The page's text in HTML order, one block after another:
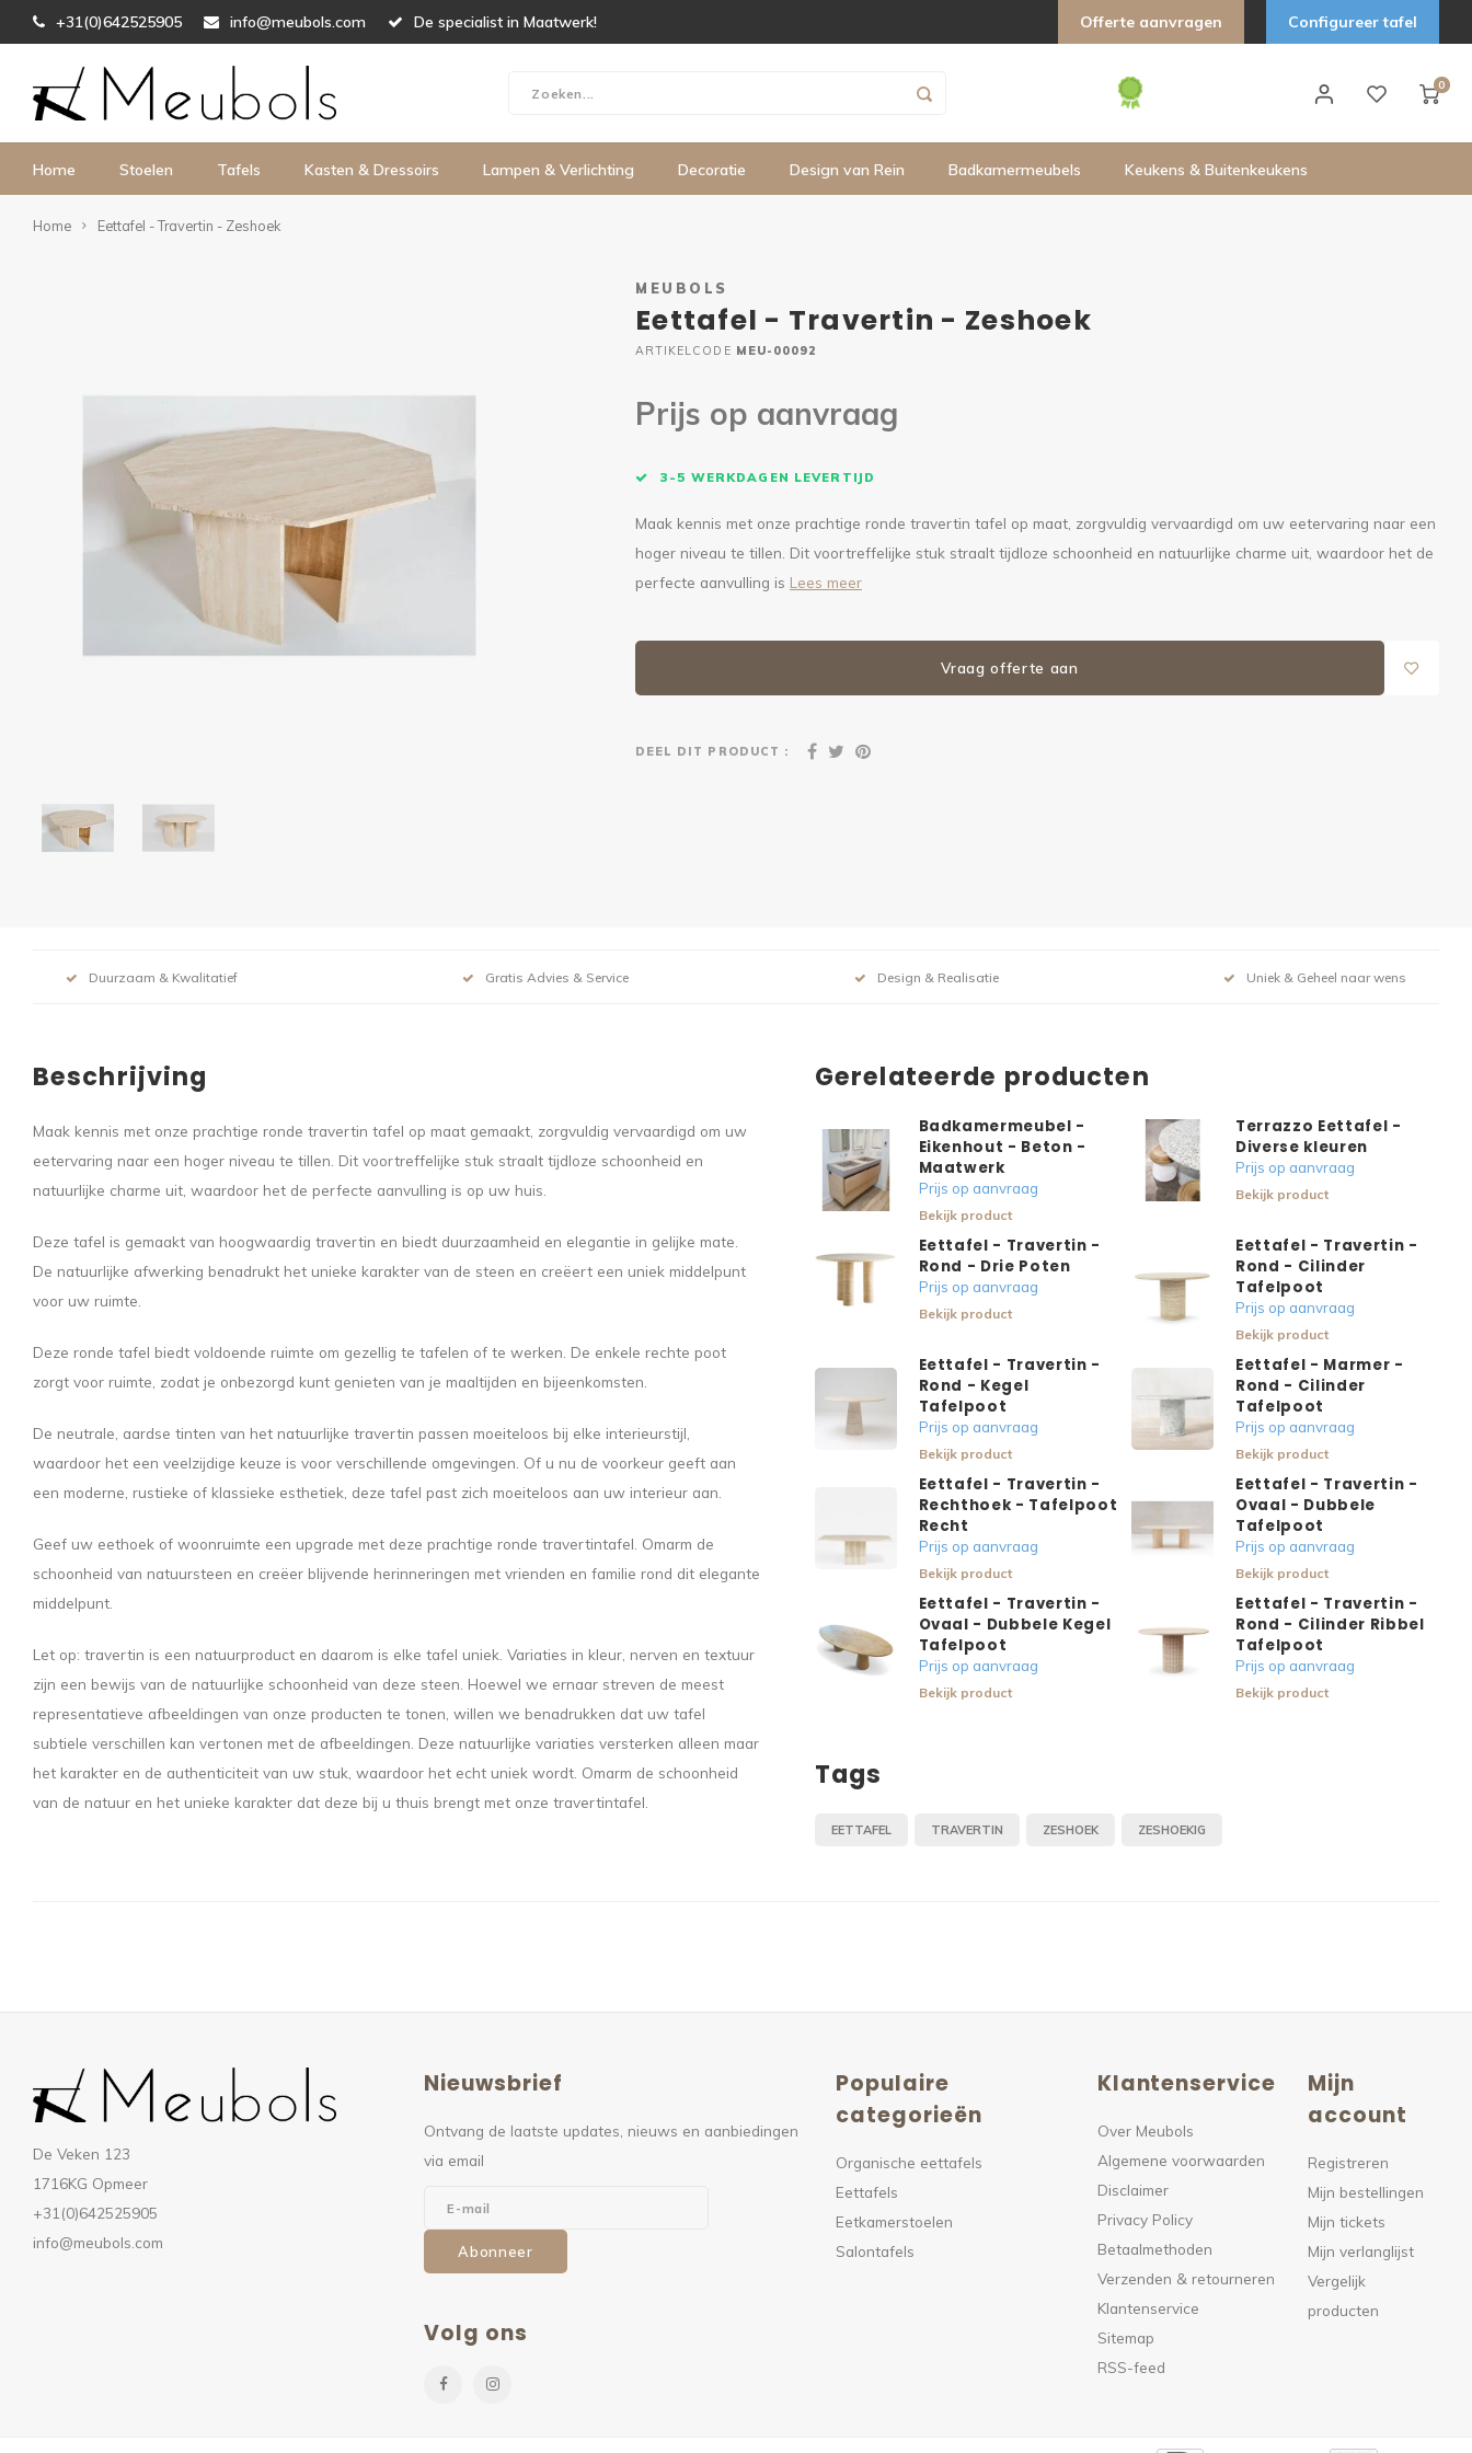
+31(0)642525905 info@meubols.com De specialist in Maatwerk! Offerte aanvragen Configureer tafel
0
Home Stoelen Tafels Kasten & Dressoirs Lampen & Verlichting Decoratie Design van Rein Badkamermeubels Keukens & Buitenkeukens
Home Eettafel - Travertin - Zeshoek
MEUBOLS
Eettafel - Travertin - Zeshoek
ARTIKELCODE MEU-00092
Prijs op aanvraag
3-5 WERKDAGEN LEVERTIJD
Maak kennis met onze prachtige ronde travertin tafel op maat, zorgvuldig vervaardigd om uw eetervaring naar een
hoger niveau te tillen. Dit voortreffelijke stuk straalt tijdloze schoonheid en natuurlijke charme uit, waardoor het de
perfecte aanvulling is Lees meer
Vraag offerte aan
DEEL DIT PRODUCT :
Duurzaam & Kwalitatief Gratis Advies & Service Design & Realisatie Uniek & Geheel naar wens
Beschrijving
Maak kennis met onze prachtige ronde travertin tafel op maat gemaakt, zorgvuldig vervaardigd om uw
eetervaring naar een hoger niveau te tillen. Dit voortreffelijke stuk straalt tijdloze schoonheid en
natuurlijke charme uit, waardoor het de perfecte aanvulling is op uw huis.
Deze tafel is gemaakt van hoogwaardig travertin en biedt duurzaamheid en elegantie in gelijke mate.
De natuurlijke afwerking benadrukt het unieke karakter van de steen en creëert een uniek middelpunt
voor uw ruimte.
Deze ronde tafel biedt voldoende ruimte om gezellig te tafelen of te werken. De enkele rechte poot
zorgt voor ruimte, zodat je onbezorgd kunt genieten van je maaltijden en bijeenkomsten.
De neutrale, aardse tinten van het natuurlijke travertin passen moeiteloos bij elke interieurstijl,
waardoor het een veelzijdige keuze is voor verschillende omgevingen. Of u nu de voorkeur geeft aan
een moderne, rustieke of klassieke esthetiek, deze tafel past zich moeiteloos aan uw interieur aan.
Geef uw eethoek of woonruimte een upgrade met deze prachtige ronde travertintafel. Omarm de
schoonheid van natuursteen en creëer blijvende herinneringen met vrienden en familie rond dit elegante
middelpunt.
Let op: travertin is een natuurproduct en daarom is elke tafel uniek. Variaties in kleur, nerven en textuur
zijn een bewijs van de natuurlijke schoonheid van deze steen. Hoewel we ernaar streven de meest
representatieve afbeeldingen van onze producten te tonen, willen we benadrukken dat uw tafel
subtiele verschillen kan vertonen met de afbeeldingen. Deze natuurlijke variaties versterken alleen maar
het karakter en de authenticiteit van uw stuk, waardoor het echt uniek wordt. Omarm de schoonheid
van de natuur en het unieke karakter dat deze bij u thuis brengt met onze travertintafel.
Gerelateerde producten
Badkamermeubel -
Eikenhout - Beton -
Maatwerk
Prijs op aanvraag
Bekijk product
Terrazzo Eettafel -
Diverse kleuren
Prijs op aanvraag
Bekijk product
Eettafel - Travertin -
Rond - Drie Poten
Prijs op aanvraag
Bekijk product
Eettafel - Travertin -
Rond - Cilinder
Tafelpoot
Prijs op aanvraag
Bekijk product
Eettafel - Travertin -
Rond - Kegel
Tafelpoot
Prijs op aanvraag
Bekijk product
Eettafel - Marmer -
Rond - Cilinder
Tafelpoot
Prijs op aanvraag
Bekijk product
Eettafel - Travertin -
Rechthoek - Tafelpoot
Recht
Prijs op aanvraag
Bekijk product
Eettafel - Travertin -
Ovaal - Dubbele
Tafelpoot
Prijs op aanvraag
Bekijk product
Eettafel - Travertin -
Ovaal - Dubbele Kegel
Tafelpoot
Prijs op aanvraag
Bekijk product
Eettafel - Travertin -
Rond - Cilinder Ribbel
Tafelpoot
Prijs op aanvraag
Bekijk product
Tags
EETTAFEL TRAVERTIN ZESHOEK ZESHOEKIG
De Veken 123
1716KG Opmeer
+31(0)642525905
info@meubols.com
Nieuwsbrief
Ontvang de laatste updates, nieuws en aanbiedingen
via email
Abonneer
Volg ons
Populaire
categorieën
Organische eettafels
Eettafels
Eetkamerstoelen
Salontafels
Klantenservice
Over Meubols
Algemene voorwaarden
Disclaimer
Privacy Policy
Betaalmethoden
Verzenden & retourneren
Klantenservice
Sitemap
RSS-feed
Mijn
account
Registreren
Mijn bestellingen
Mijn tickets
Mijn verlanglijst
Vergelijk
producten